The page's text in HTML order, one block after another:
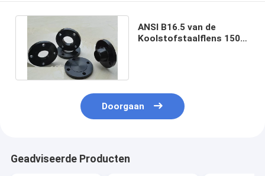
ANSI B16.5 van de
Koolstofstaalflens 150
Doorgaan
Geadviseerde Producten